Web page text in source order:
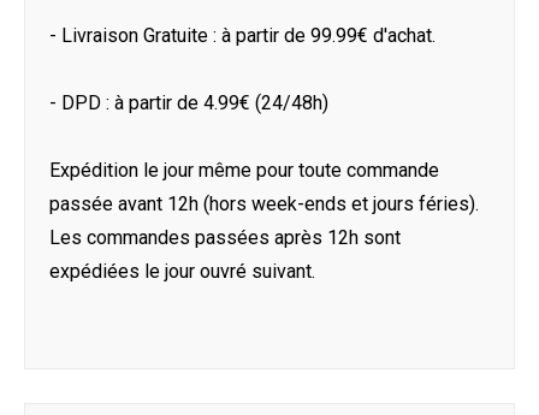
- Livraison Gratuite : à partir de 99.99€ d'achat.
- DPD : à partir de 4.99€ (24/48h)
Expédition le jour même pour toute commande
passée avant 12h (hors week-ends et jours féries).
Les commandes passées après 12h sont
expédiées le jour ouvré suivant.